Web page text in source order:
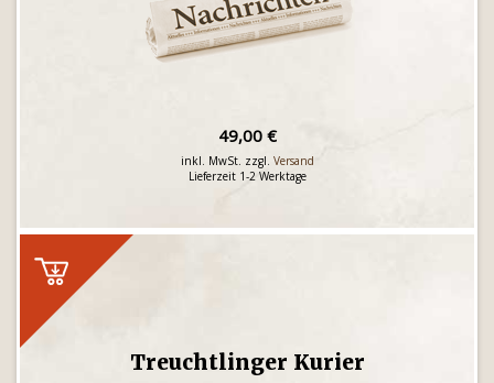
49,00 €
inkl. MwSt. zzgl. Versand
Lieferzeit 1-2 Werktage
Treuchtlinger Kurier